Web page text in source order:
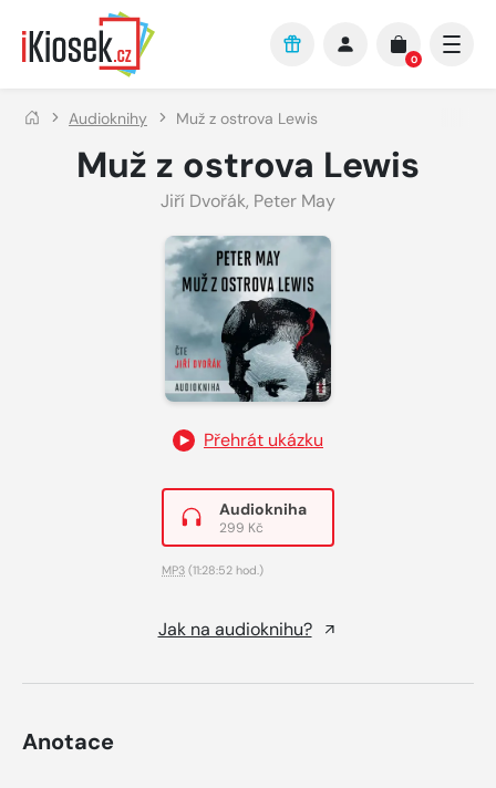
Přejít na hlavní obsah
0
Audioknihy Muž z ostrova Lewis
Muž z ostrova Lewis
Jiří Dvořák, Peter May
Přehrát ukázku
Audiokniha
299 Kč
MP3 (11:28:52 hod.)
Jak na audioknihu?
Anotace